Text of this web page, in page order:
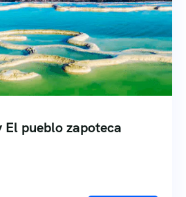
El pueblo zapoteca